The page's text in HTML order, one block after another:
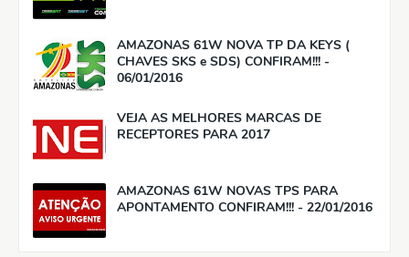
AMAZONAS 61W NOVA TP DA KEYS (
CHAVES SKS e SDS) CONFIRAM!!! -
06/01/2016
VEJA AS MELHORES MARCAS DE
RECEPTORES PARA 2017
AMAZONAS 61W NOVAS TPS PARA
APONTAMENTO CONFIRAM!!! - 22/01/2016